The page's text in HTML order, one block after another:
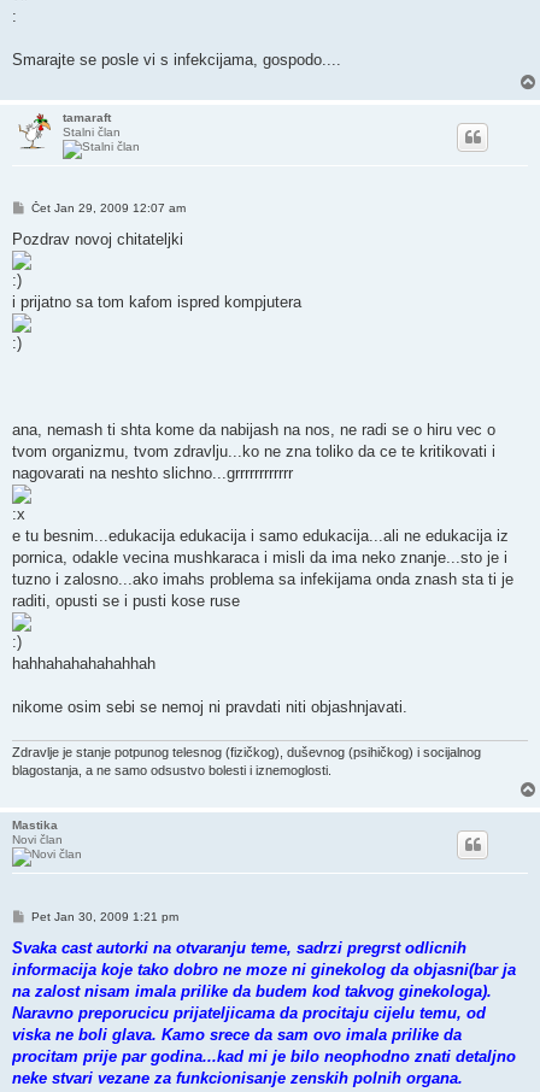
Smarajte se posle vi s infekcijama, gospodo....
tamaraft
Stalni član
Post
Čet Jan 29, 2009 12:07 am
Pozdrav novoj chitateljki
i prijatno sa tom kafom ispred kompjutera
ana, nemash ti shta kome da nabijash na nos, ne radi se o hiru vec o
tvom organizmu, tvom zdravlju...ko ne zna toliko da ce te kritikovati i
nagovarati na neshto slichno...grrrrrrrrrrrr
e tu besnim...edukacija edukacija i samo edukacija...ali ne edukacija iz
pornica, odakle vecina mushkaraca i misli da ima neko znanje...sto je i
tuzno i zalosno...ako imahs problema sa infekijama onda znash sta ti je
raditi, opusti se i pusti kose ruse
hahhahahahahahhah
nikome osim sebi se nemoj ni pravdati niti objashnjavati.
Zdravlje je stanje potpunog telesnog (fizičkog), duševnog (psihičkog) i socijalnog
blagostanja, a ne samo odsustvo bolesti i iznemoglosti.
Mastika
Novi član
Post
Pet Jan 30, 2009 1:21 pm
Svaka cast autorki na otvaranju teme, sadrzi pregrst odlicnih
informacija koje tako dobro ne moze ni ginekolog da objasni(bar ja
na zalost nisam imala prilike da budem kod takvog ginekologa).
Naravno preporucicu prijateljicama da procitaju cijelu temu, od
viska ne boli glava. Kamo srece da sam ovo imala prilike da
procitam prije par godina...kad mi je bilo neophodno znati detaljno
neke stvari vezane za funkcionisanje zenskih polnih organa.